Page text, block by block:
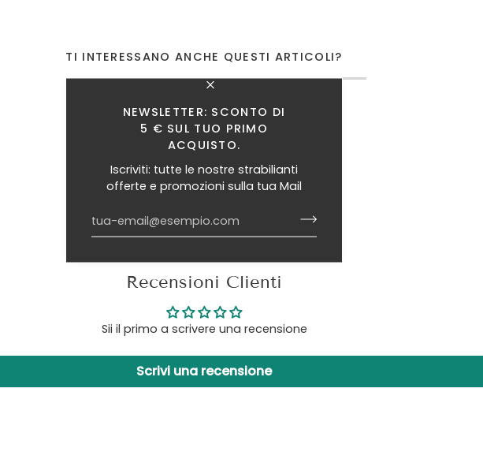
NEWSLETTER: SCONTO DI
5 € SUL TUO PRIMO
ACQUISTO.
Iscriviti: tutte le nostre strabilianti
offerte e promozioni sulla tua Mail
TI INTERESSANO ANCHE QUESTI ARTICOLI?
Recensioni Clienti
Sii il primo a scrivere una recensione
Scrivi una recensione